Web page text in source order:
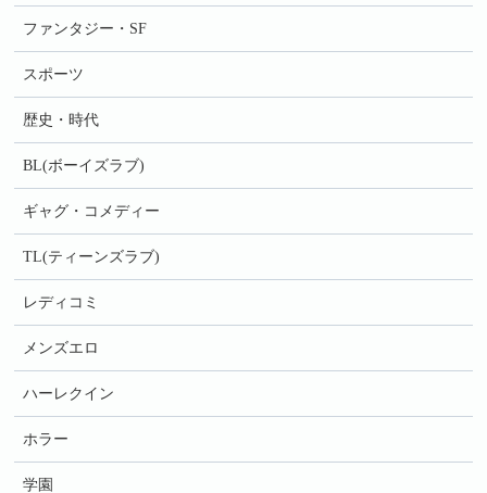
ファンタジー・SF
スポーツ
歴史・時代
BL(ボーイズラブ)
ギャグ・コメディー
TL(ティーンズラブ)
レディコミ
メンズエロ
ハーレクイン
ホラー
学園